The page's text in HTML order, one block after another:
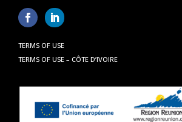
TERMS OF USE
TERMS OF USE – CÔTE D’IVOIRE